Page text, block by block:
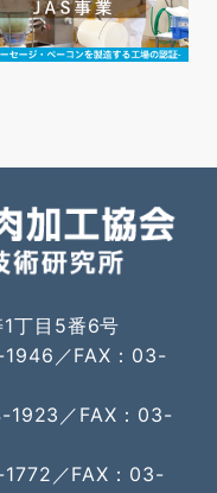
丁目5番6号
／FAX：03-
／FAX：03-
／FAX：03-